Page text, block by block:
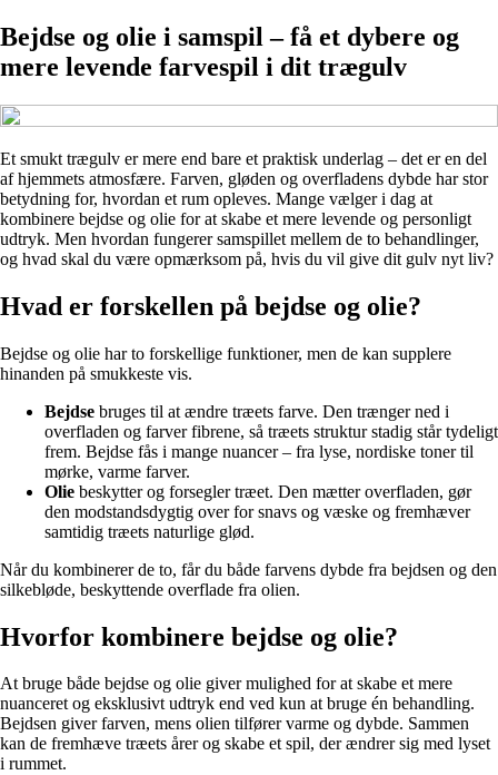
Bejdse og olie i samspil – få et dybere og
mere levende farvespil i dit trægulv
Et smukt trægulv er mere end bare et praktisk underlag – det er en del
af hjemmets atmosfære. Farven, gløden og overfladens dybde har stor
betydning for, hvordan et rum opleves. Mange vælger i dag at
kombinere bejdse og olie for at skabe et mere levende og personligt
udtryk. Men hvordan fungerer samspillet mellem de to behandlinger,
og hvad skal du være opmærksom på, hvis du vil give dit gulv nyt liv?
Hvad er forskellen på bejdse og olie?
Bejdse og olie har to forskellige funktioner, men de kan supplere
hinanden på smukkeste vis.
Bejdse bruges til at ændre træets farve. Den trænger ned i
overfladen og farver fibrene, så træets struktur stadig står tydeligt
frem. Bejdse fås i mange nuancer – fra lyse, nordiske toner til
mørke, varme farver.
Olie beskytter og forsegler træet. Den mætter overfladen, gør
den modstandsdygtig over for snavs og væske og fremhæver
samtidig træets naturlige glød.
Når du kombinerer de to, får du både farvens dybde fra bejdsen og den
silkebløde, beskyttende overflade fra olien.
Hvorfor kombinere bejdse og olie?
At bruge både bejdse og olie giver mulighed for at skabe et mere
nuanceret og eksklusivt udtryk end ved kun at bruge én behandling.
Bejdsen giver farven, mens olien tilfører varme og dybde. Sammen
kan de fremhæve træets årer og skabe et spil, der ændrer sig med lyset
i rummet.